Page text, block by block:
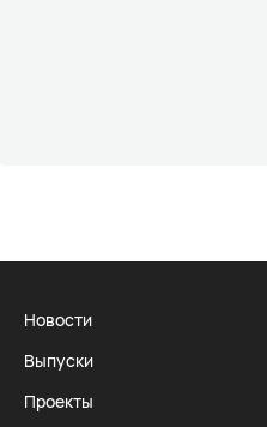
Новости
Выпуски
Проекты